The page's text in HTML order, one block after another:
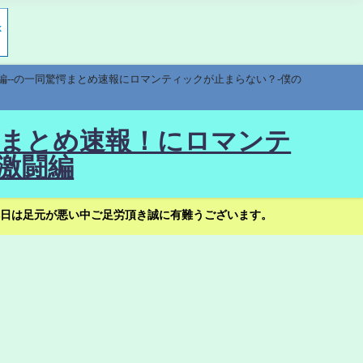
の一同驚愕まとめ速報にロマンティックが止まらない？-僕の
とめ速報！にロマンテ
闘編
足元が悪い中ご足労頂き誠に有難うございます。